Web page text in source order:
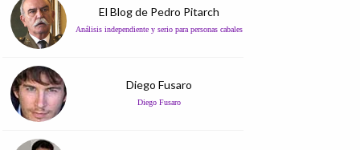
El Blog de Pedro Pitarch
Análisis independiente y serio para personas cabales
Diego Fusaro
Diego Fusaro